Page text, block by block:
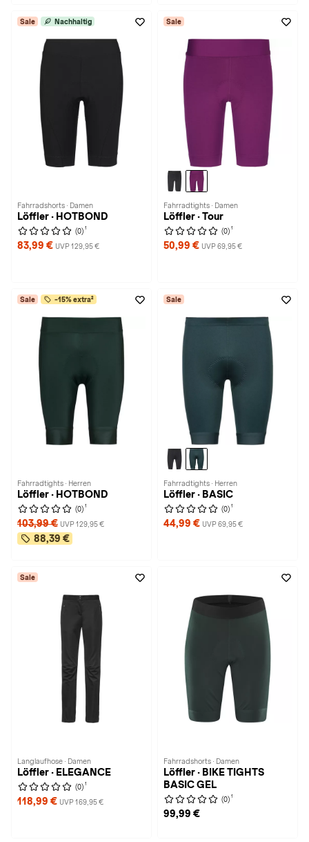
Sale Nachhaltig
Fahrradshorts · Damen
Löffler · HOTBOND
(0) 1
83,99 € UVP 129,95 €
Sale
Fahrradtights · Damen
Löffler · Tour
(0) 1
50,99 € UVP 69,95 €
Sale -15% extra²
Fahrradtights · Herren
Löffler · HOTBOND
(0) 1
103,99 € UVP 129,95 €
88,39 €
Sale
Fahrradtights · Herren
Löffler · BASIC
(0) 1
44,99 € UVP 69,95 €
Sale
Langlaufhose · Damen
Löffler · ELEGANCE
(0) 1
118,99 € UVP 169,95 €
Fahrradshorts · Damen
Löffler · BIKE TIGHTS
BASIC GEL
(0) 1
99,99 €